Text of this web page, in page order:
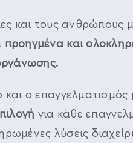
και τους ανθρώπους
προηγμένα και
ο επαγγελματισμός
για κάθε
λύσεις